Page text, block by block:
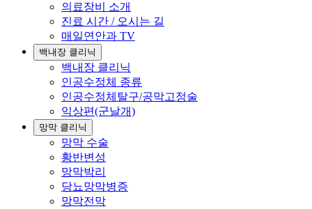
의료장비 소개
진료 시간 / 오시는 길
매일연안과 TV
백내장 클리닉
백내장 클리닉
인공수정체 종류
인공수정체탈구/공막고정술
익상편(군날개)
망막 클리닉
망막 수술
황반변성
망막박리
당뇨망막병증
망막전막